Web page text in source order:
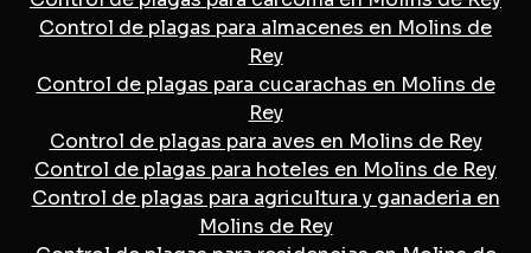
Control de plagas para almacenes en Molins de
Rey
Control de plagas para cucarachas en Molins de
Rey
Control de plagas para aves en Molins de Rey
Control de plagas para hoteles en Molins de Rey
Control de plagas para agricultura y ganaderia en
Molins de Rey